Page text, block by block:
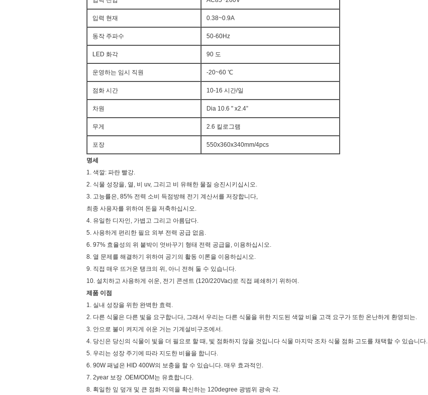
입력 현재 0.38~0.9A
동작 주파수 50-60Hz
LED 화각 90 도
운영하는 임시 직원 -20~60 ℃
점화 시간 10-16 시간/일
차원 Dia 10.6 " x2.4”
무게 2.6 킬로그램
포장 550x360x340mm/4pcs
명세
1. 색깔: 파란 빨강.
2. 식물 성장을, 열, 비 uv, 그리고 비 유해한 물질 승진시키십시오.
3. 고능률은, 85% 전력 소비 득점방해 전기 계산서를 저장합니다,
최종 사용자를 위하여 돈을 저축하십시오.
4. 유일한 디자인, 가볍고 그리고 아름답다.
5. 사용하게 편리한 필요 외부 전력 공급 없음.
6. 97% 효율성의 위 붙박이 엇바꾸기 형태 전력 공급을, 이용하십시오.
8. 열 문제를 해결하기 위하여 공기의 활동 이론을 이용하십시오.
9. 직접 매우 뜨거운 탱크의 위, 아니 전혀 둘 수 있습니다.
10. 설치하고 사용하게 쉬운, 전기 콘센트 (120/220Vac)로 직접 폐쇄하기 위하여.
제품 이점
1. 실내 성장을 위한 완벽한 효력.
2. 다른 식물은 다른 빛을 요구합니다, 그래서 우리는 다른 식물을 위한 지도된 색깔 비율 고객 요구가 또한 온난하게 환영되는.
3. 안으로 불이 켜지게 쉬운 거는 기계설비구조에서.
4. 당신은 당신의 식물이 빛을 더 필요로 할 때, 빛 점화하지 않을 것입니다 식물 마지막 조차 식물 점화 고도를 채택할 수 있습니다.
5. 우리는 성장 주기에 따라 지도한 비율을 합니다.
6. 90W 패널은 HID 400W의 보충을 할 수 있습니다. 매우 효과적인.
7. 2year 보장 .OEM/ODM는 유효합니다.
8. 획일한 잎 덮개 및 큰 점화 지역을 확신하는 120degree 광범위 광속 각.